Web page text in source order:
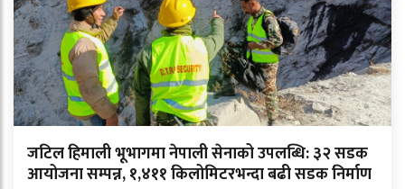
जटिल हिमाली भूभागमा नेपाली सेनाको उपलब्धि: ३२ सडक
आयोजना सम्पन्न, १,४११ किलोमिटरभन्दा बढी सडक निर्माण